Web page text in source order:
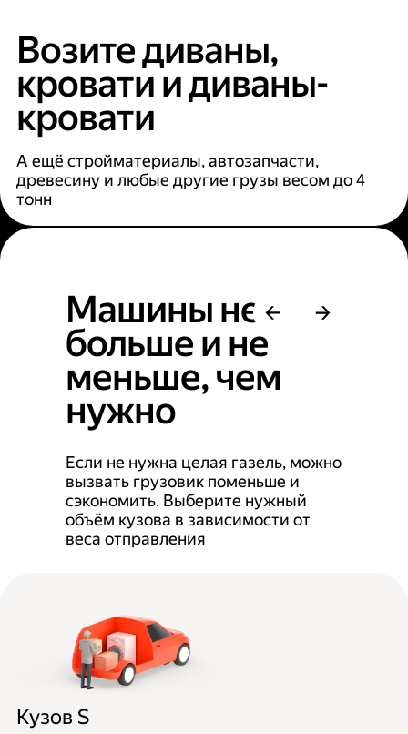
Возите диваны,
кровати и диваны-
кровати
А ещё стройматериалы, автозапчасти,
древесину и любые другие грузы весом до 4
тонн
Машины не
больше и не
меньше, чем
нужно
Если не нужна целая газель, можно
вызвать грузовик поменьше и
сэкономить. Выберите нужный
объём кузова в зависимости от
веса отправления
Кузов S